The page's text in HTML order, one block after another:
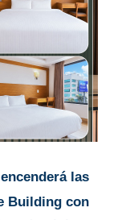
las
Building con